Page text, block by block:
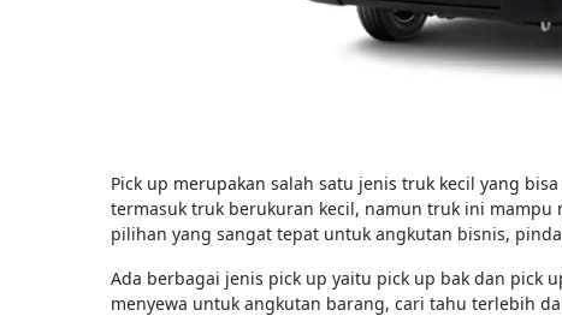
Pick up merupakan salah satu jenis truk kecil yang
termasuk truk berukuran kecil, namun truk ini mampu
pilihan yang sangat tepat untuk angkutan bisnis,
Ada berbagai jenis pick up yaitu pick up bak dan pick
menyewa untuk angkutan barang, cari tahu terlebih